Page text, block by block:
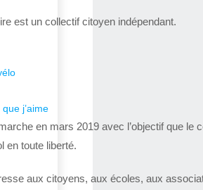
est un collectif citoyen indépendant.
j’aime
en mars 2019 avec l’objectif que le
en toute liberté.
aux citoyens, aux écoles, aux